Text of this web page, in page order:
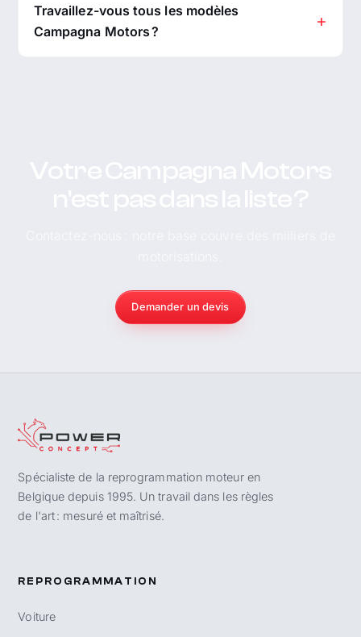
Travaillez-vous tous les modèles
Campagna Motors ?
Demander un devis
Spécialiste de la reprogrammation moteur en
Belgique depuis 1995. Un travail dans les règles
de l'art : mesuré et maîtrisé.
REPROGRAMMATION
Voiture